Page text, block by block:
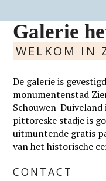
Galerie
WELKOM IN
De galerie is
monumentenstad
Schouwen-
pittoreske stadje is
uitmuntende gratis
van het historische
CONTACT